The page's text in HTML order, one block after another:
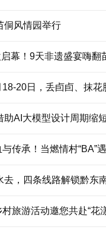
侗风情园举行
幕！9天非遗盛宴嗨
20日，丢卣卣、抹
AI大模型设计周期缩
传承！当燃情村“BA”
，四条线路解锁黔东
旅游活动邀您共赴“花